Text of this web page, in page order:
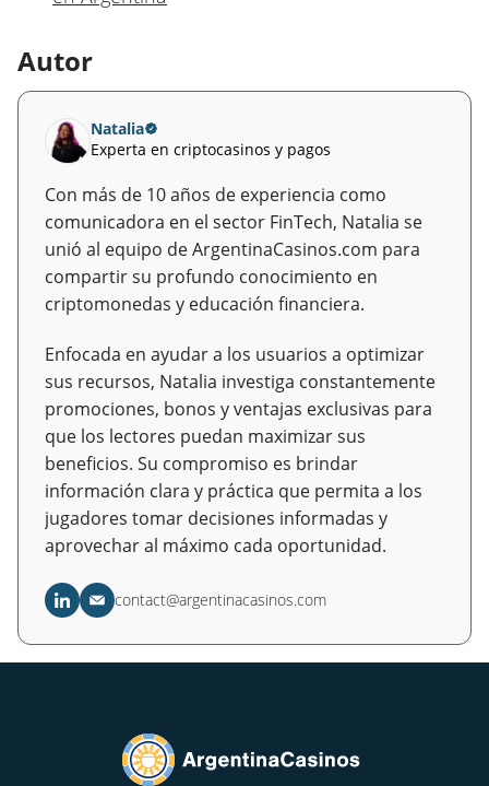
Autor
Natalia
Experta en criptocasinos y pagos
Con más de 10 años de experiencia como
comunicadora en el sector FinTech, Natalia se
unió al equipo de ArgentinaCasinos.com para
compartir su profundo conocimiento en
criptomonedas y educación financiera.
Enfocada en ayudar a los usuarios a optimizar
sus recursos, Natalia investiga constantemente
promociones, bonos y ventajas exclusivas para
que los lectores puedan maximizar sus
beneficios. Su compromiso es brindar
información clara y práctica que permita a los
jugadores tomar decisiones informadas y
aprovechar al máximo cada oportunidad.
contact@argentinacasinos.com